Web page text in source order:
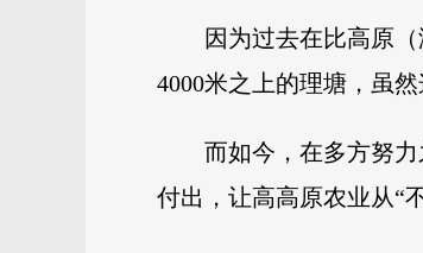
因为过去在比高原
4000米之上的理塘，虽
而如今，在多方努
付出，让高高原农业从“